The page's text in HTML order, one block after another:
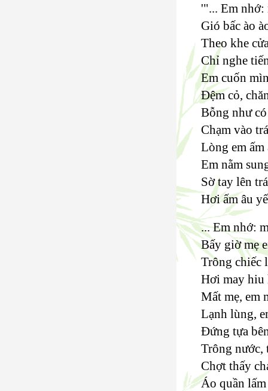
'"... Em nhớ:
Gió bấc ào
Theo khe
Chỉ nghe
Em cuốn
Đệm cỏ,
Bỗng như
Chạm vào
Lòng em
Em nằm
Sờ tay lên
Hơi ấm âu
... Em nhớ:
Bấy giờ mẹ
Trông chiếc
Hơi may hiu
Mất mẹ, em
Lạnh lùng,
Đứng tựa
Trông nước,
Chợt thấy
Áo quần